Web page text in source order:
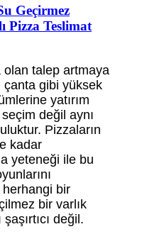
Geçirmez
Pizza Teslimat
olan talep artmaya
gibi yüksek
yatırım
değil aynı
Pizzaların
kadar
yeteneği ile bu
bir
bir varlık
değil.